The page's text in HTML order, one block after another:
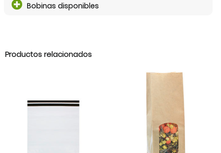
Bobinas disponibles
Productos relacionados